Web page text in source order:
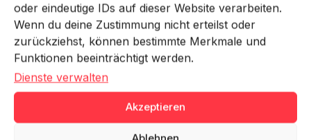
oder eindeutige IDs auf dieser Website verarbeiten.
Wenn du deine Zustimmung nicht erteilst oder
zurückziehst, können bestimmte Merkmale und
Funktionen beeinträchtigt werden.
Dienste verwalten
Akzeptieren
Frage stellen →
Verstehen
Grundlagen ohne Fachjargon